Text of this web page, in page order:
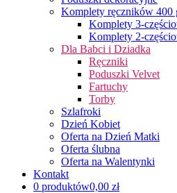
Komplety ręczników 400
Komplety 3-
Komplety 2-
Dla Babci i Dziadka
Ręczniki
Poduszki Velvet
Fartuchy
Torby
Szlafroki
Dzień Kobiet
Oferta na Dzień Matki
Oferta ślubna
Oferta na Walentynki
Kontakt
0 produktów0,00 zł